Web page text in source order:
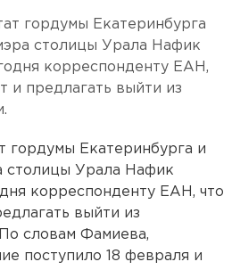
гордумы Екатеринбурга
столицы Урала Нафик
корреспонденту ЕАН,
и предлагать выйти из
гордумы Екатеринбурга и
столицы Урала Нафик
корреспонденту ЕАН, что
выйти из
словам Фамиева,
поступило 18 февраля и